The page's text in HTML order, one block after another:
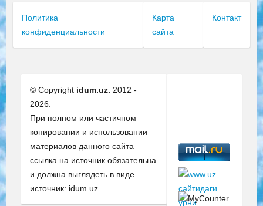
Политика
конфиденциальности
Карта
сайта
Контакт
© Copyright idum.uz. 2012 -
2026.
При полном или частичном
копировании и использовании
материалов данного сайта
ссылка на источник обязательна
и должна выглядеть в виде
источник: idum.uz